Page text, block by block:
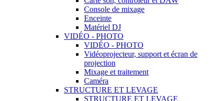
Console de mixage
Enceinte
Matériel DJ
VIDÉO - PHOTO
VIDÉO - PHOTO
Vidéoprojecteur, support et écran de
projection
Mixage et traitement
Caméra
STRUCTURE ET LEVAGE
STRUCTURE ET LEVAGE